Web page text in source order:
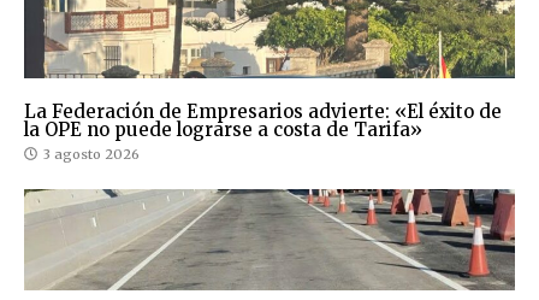
La Federación de Empresarios advierte: «El éxito de
la OPE no puede lograrse a costa de Tarifa»
3 agosto 2026